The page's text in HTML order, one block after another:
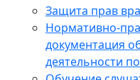
Защита прав
Нормативно-
документация
деятельности